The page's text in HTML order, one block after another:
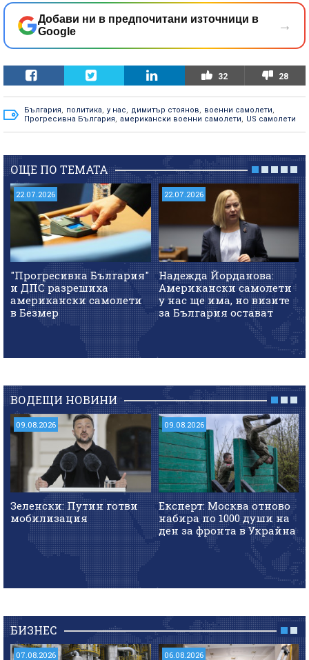
Добави ни в предпочитани източници в
Google
→
32 28
България, политика, у нас, димитър стоянов, военни самолети,
Прогресивна България, американски военни самолети, US самолети
ОЩЕ ПО ТЕМАТА
22.07.2026
"Прогресивна България"
и ДПС разрешиха
американски самолети
в Безмер
22.07.2026
Надежда Йорданова:
Американски самолети
у нас ще има, но визите
за България остават
ВОДЕЩИ НОВИНИ
09.08.2026
Зеленски: Путин готви
мобилизация
09.08.2026
Експерт: Москва отново
набира по 1000 души на
ден за фронта в Украйна
БИЗНЕС
07.08.2026 06.08.2026